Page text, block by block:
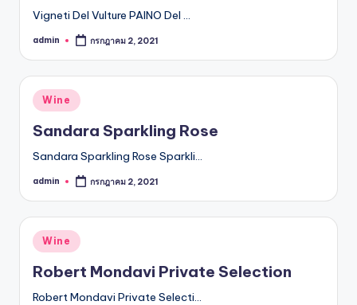
ของ
จัด
ส่ง
ถึง
หน้า
บ้าน
Vigneti Del Vulture PAINO Del …
Posted
admin กรกฎาคม 2, 2021
Posted
in
Wine
Sandara Sparkling Rose
Sandara Sparkling Rose Sparkli…
Posted
admin กรกฎาคม 2, 2021
Posted
in
Wine
Robert Mondavi Private Selection
Robert Mondavi Private Selecti…